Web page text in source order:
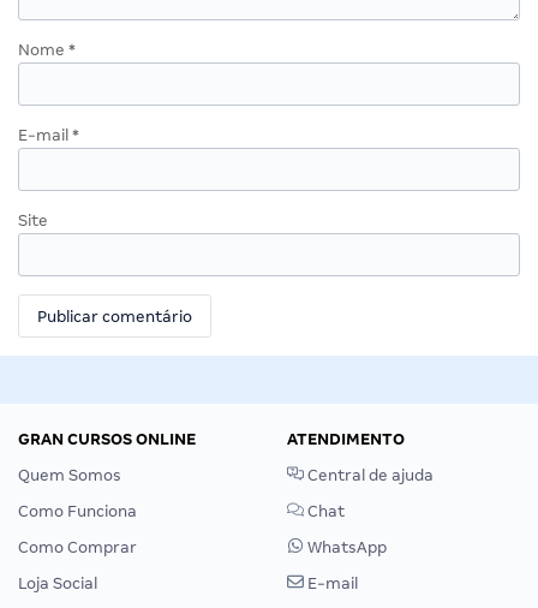
Nome *
E-mail *
Site
GRAN CURSOS ONLINE
Quem Somos
Como Funciona
Como Comprar
Loja Social
ATENDIMENTO
Central de ajuda
Chat
WhatsApp
E-mail